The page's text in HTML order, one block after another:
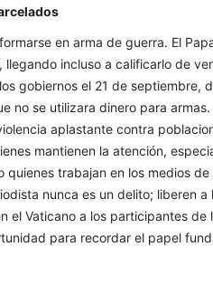
en arma de guerra. El
llegando incluso a calificarlo de
gobiernos el 21 de septiembre,
no se utilizara dinero para
aplastante contra
mantienen la atención,
trabajan en los medios
nunca es un delito; liberen
el Vaticano a los participantes de
para recordar el papel